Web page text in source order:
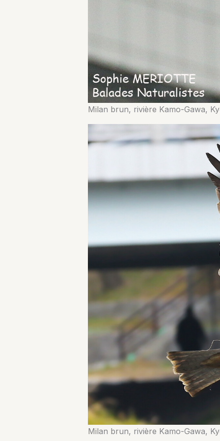
Milan brun, rivière Kamo-Gawa,
Milan brun, rivière Kamo-Gawa,